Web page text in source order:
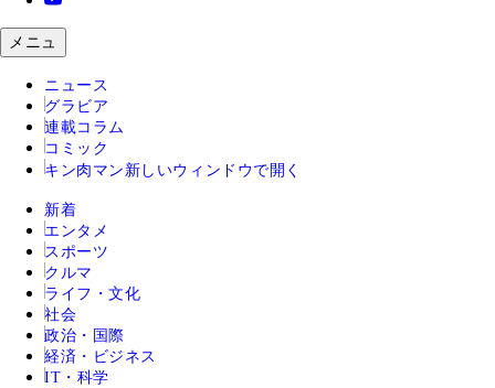
メニュ
ニュース
グラビア
連載コラム
コミック
キン肉マン 新しいウィンドウで開く
新着
エンタメ
スポーツ
クルマ
ライフ・文化
社会
政治・国際
経済・ビジネス
IT・科学